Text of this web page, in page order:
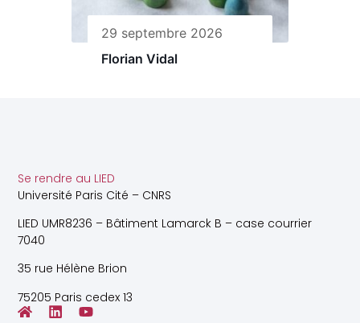
29 septembre 2026
Florian Vidal
Se rendre au LIED
Université Paris Cité – CNRS
LIED UMR8236 – Bâtiment Lamarck B – case courrier
7040
35 rue Hélène Brion
75205 Paris cedex 13